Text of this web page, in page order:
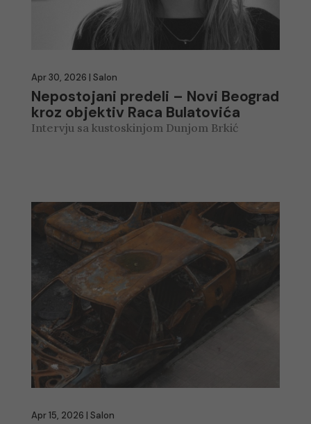
Nepostojani predeli – Novi Beograd
kroz objektiv Raca Bulatovića
Apr 30, 2026 | Salon
Intervju sa kustoskinjom Dunjom Brkić
Apr 15, 2026 | Salon